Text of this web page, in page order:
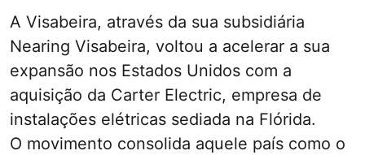
A Visabeira, através da sua subsidiária
Nearing Visabeira, voltou a acelerar a sua
expansão nos Estados Unidos com a
aquisição da Carter Electric, empresa de
instalações elétricas sediada na Flórida.
O movimento consolida aquele país como o